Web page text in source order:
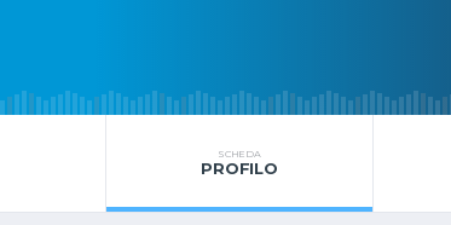
SCHEDA
PROFILO